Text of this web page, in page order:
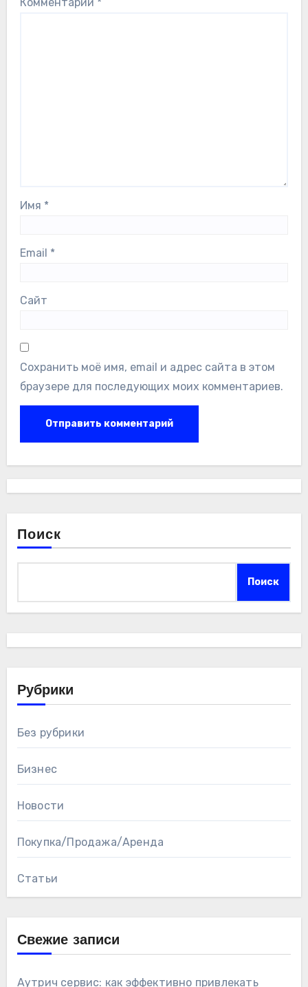
Имя *
Email *
Сайт
Сохранить моё имя, email и адрес сайта в этом
браузере для последующих моих комментариев.
Поиск
Поиск
Рубрики
Без рубрики
Бизнес
Новости
Покупка/Продажа/Аренда
Статьи
Свежие записи
Аутрич сервис: как эффективно привлекать